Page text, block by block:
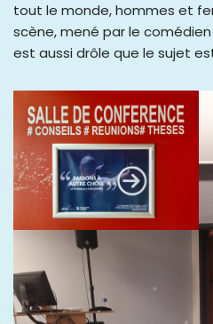
tout le monde, hommes et
scène, mené par le
est aussi drôle que le sujet